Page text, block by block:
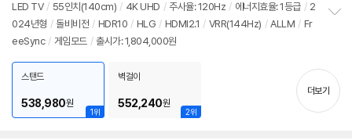
LED TV / 55인치 (140cm) / 4K UHD / 주사율: 120Hz / 에너지효율: 1등급 / 2
024년형 / 돌비비전 / HDR10 / HLG / HDMI2.1 / VRR(144Hz) / ALLM / Fr
eeSync / 게임모드 / 출시가: 1,804,000원
기
1위
스탠드
538,980원
2위
벽걸이
552,240원
더보기